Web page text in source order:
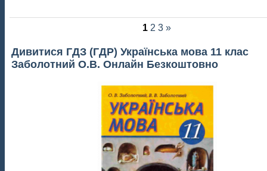
1 2 3 »
Дивитися ГДЗ (ГДР) Українська мова 11 клас
Заболотний О.В. Онлайн Безкоштовно